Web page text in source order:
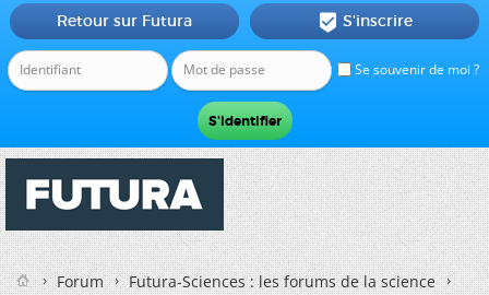
Se souvenir de moi ?
Retour sur Futura  S'inscrire
Forum
Futura-Sciences : les forums de la science